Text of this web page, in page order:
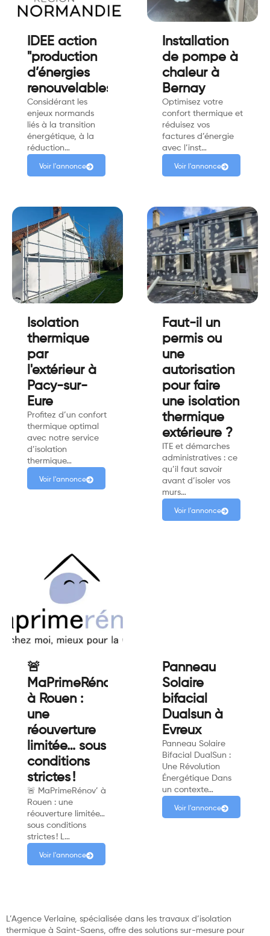
IDEE action
"production
d’énergies
renouvelables"
Considérant les
enjeux normands
liés à la transition
énergétique, à la
réduction…
Voir l'annonce
Installation
de pompe à
chaleur à
Bernay
Optimisez votre
confort thermique et
réduisez vos
factures d’énergie
avec l’inst…
Voir l'annonce
Isolation
thermique
par
l'extérieur à
Pacy-sur-
Eure
Profitez d’un confort
thermique optimal
avec notre service
d’isolation
thermique…
Voir l'annonce
Faut-il un
permis ou
une
autorisation
pour faire
une isolation
thermique
extérieure ?
ITE et démarches
administratives : ce
qu’il faut savoir
avant d’isoler vos
murs…
Voir l'annonce
🚨
MaPrimeRénov'
à Rouen :
une
réouverture
limitée… sous
conditions
strictes !
🚨 MaPrimeRénov’ à
Rouen : une
réouverture limitée…
sous conditions
strictes ! L…
Voir l'annonce
Panneau
Solaire
bifacial
Dualsun à
Evreux
Panneau Solaire
Bifacial DualSun :
Une Révolution
Énergétique Dans
un contexte…
Voir l'annonce
L’Agence Verlaine, spécialisée dans les travaux d’isolation
thermique à Saint-Saens, offre des solutions sur-mesure pour